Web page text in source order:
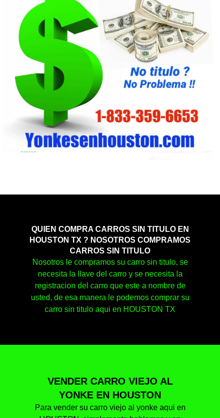
QUIEN COMPRA CARROS SIN TITULO EN
HOUSTON TX ? NOSOTROS COMPRAMOS
CARROS SIN TITULO
Nosotros le compramos su carro sin titulo, se
necesita la llave del carro y se necesita la
registracion del carro que este a nombre de
usted, de esa manera le podemos comprar su
carro sin titulo aqui en HOUSTON TX
VENDER CARRO VIEJO AL
YONKE EN HOUSTON
Para vender su carro viejo al yonke aqui en